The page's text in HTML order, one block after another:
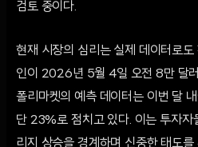
검토 중이다.
현재 시장의 심리는 실제 데이터로
인이 2026년 5월 4일 오전 8만 달
폴리마켓의 예측 데이터는 이번 달
단 23%로 점치고 있다. 이는 투자자
리지 상승을 경계하며 신중한 태도